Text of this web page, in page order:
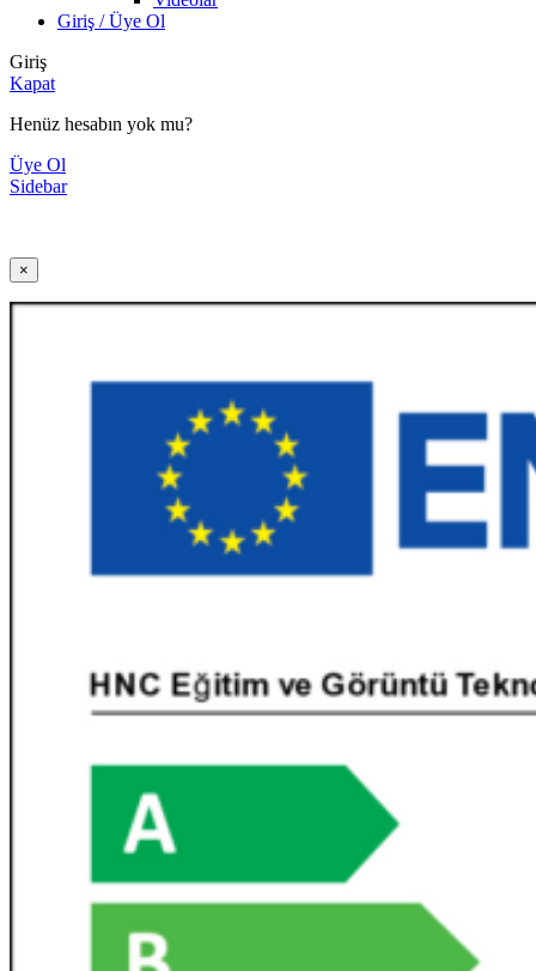
Giriş / Üye Ol
Giriş
Kapat
Henüz hesabın yok mu?
Üye Ol
Sidebar
×